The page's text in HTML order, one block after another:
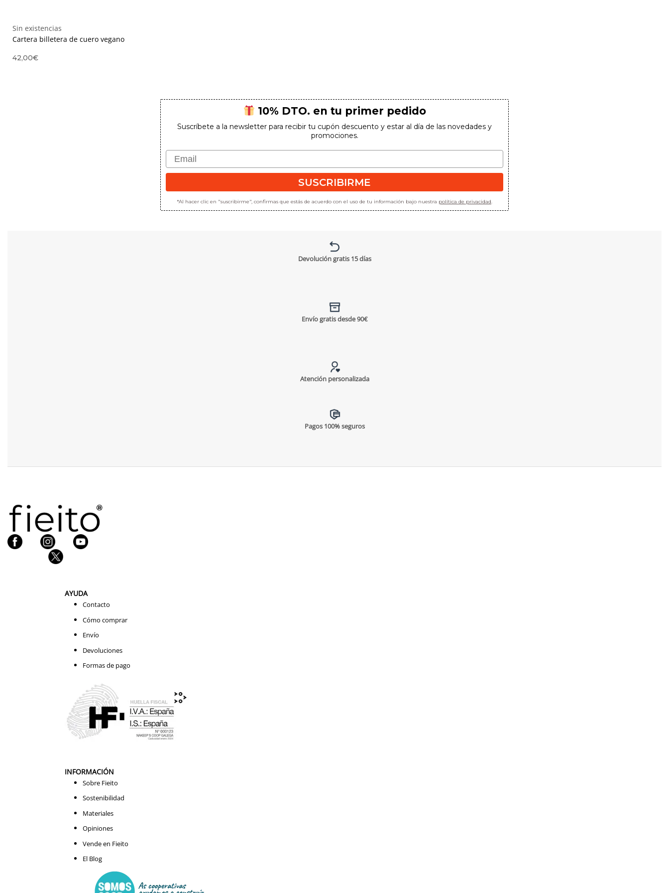
Sin existencias
Cartera billetera de cuero vegano
42,00€
10% DTO. en tu primer pedido
Suscríbete a la newsletter para recibir tu cupón descuento y estar al día de las novedades y
promociones.
Email
SUSCRIBIRME
*Al hacer clic en "suscribirme", confirmas que estás de acuerdo con el uso de tu información bajo nuestra política de privacidad.
Devolución gratis 15 días
Envío gratis desde 90€
Atención personalizada
Pagos 100% seguros
AYUDA
Contacto
Cómo comprar
Envío
Devoluciones
Formas de pago
INFORMACIÓN
Sobre Fieito
Sostenibilidad
Materiales
Opiniones
Vende en Fieito
El Blog